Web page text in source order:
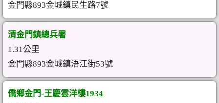
金門縣893金城鎮民生路7號
清金門鎮總兵署
1.31公里
金門縣893金城鎮浯江街53號
僑鄉金門-王慶雲洋樓1934